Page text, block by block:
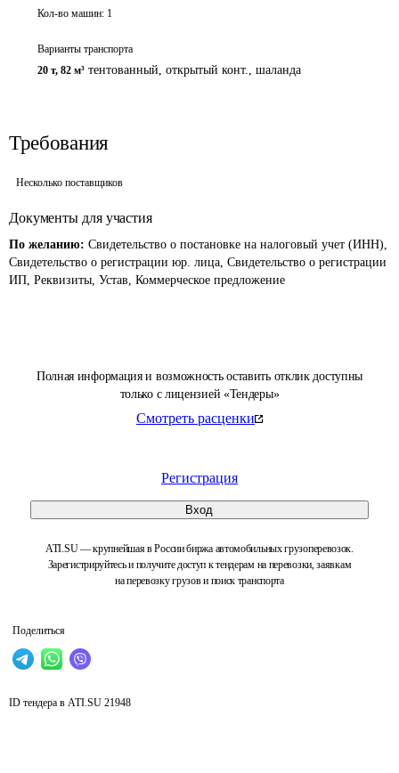
Полная информация и возможность оставить отклик доступны
только с лицензией «Тендеры»
Смотреть расценки
Регистрация
Вход
ATI.SU — крупнейшая в России биржа автомобильных грузоперевозок.
Зарегистрируйтесь и получите доступ к тендерам на перевозки, заявкам
на перевозку грузов и поиск транспорта
Поделиться
Кол-во машин: 1
Варианты транспорта
20 т, 82 м³ тентованный, открытый конт., шаланда
Требования
Несколько поставщиков
Документы для участия
По желанию: Свидетельство о постановке на налоговый учет (ИНН),
Свидетельство о регистрации юр. лица, Свидетельство о регистрации
ИП, Реквизиты, Устав, Коммерческое предложение
ID тендера в ATI.SU 21948